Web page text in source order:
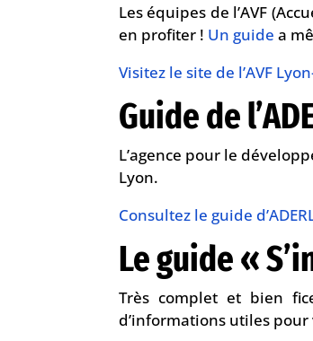
Les équipes de l’AVF
en profiter ! Un guide a
Visitez le site de l’AVF
Guide de
L’agence pour le
Lyon.
Consultez le guide
Le guide «
Très complet et bien
d’informations utiles